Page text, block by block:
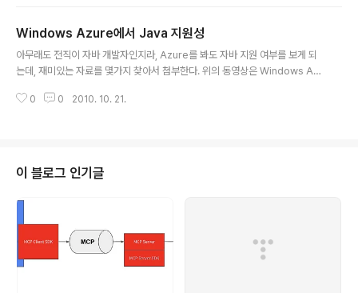
라서 ‘Role’이라는 개념으로 정의되는데, 크게 “Web Role”과 “Worker Rol
e” 로 분리된다. Web Role은 ASP.NET 기반의 웹 애플리케이션 서비스를
하기 위한 ..
Windows Azure에서 Java 지원성
아무래도 전직이 자바 개발자인지라, Azure를 봐도 자바 지원 여부를 보게 되
는데, 재미있는 자료를 몇가지 찾아서 첨부한다. 위의 동영상은 Windows Az
립스 연동도 되고 대충 쓸만해 보인다. 일반적인 웹 애플리케이션은 그럭저럭
플리케이션이나 이벤트성 서비스에는 그럭저럭 쓸 수 있을 듯 한데, 상용 서비
스에서는 글쎄....?? 이건 Azure Storage ..
0 0 2010. 10. 21.
이 블로그 인기글